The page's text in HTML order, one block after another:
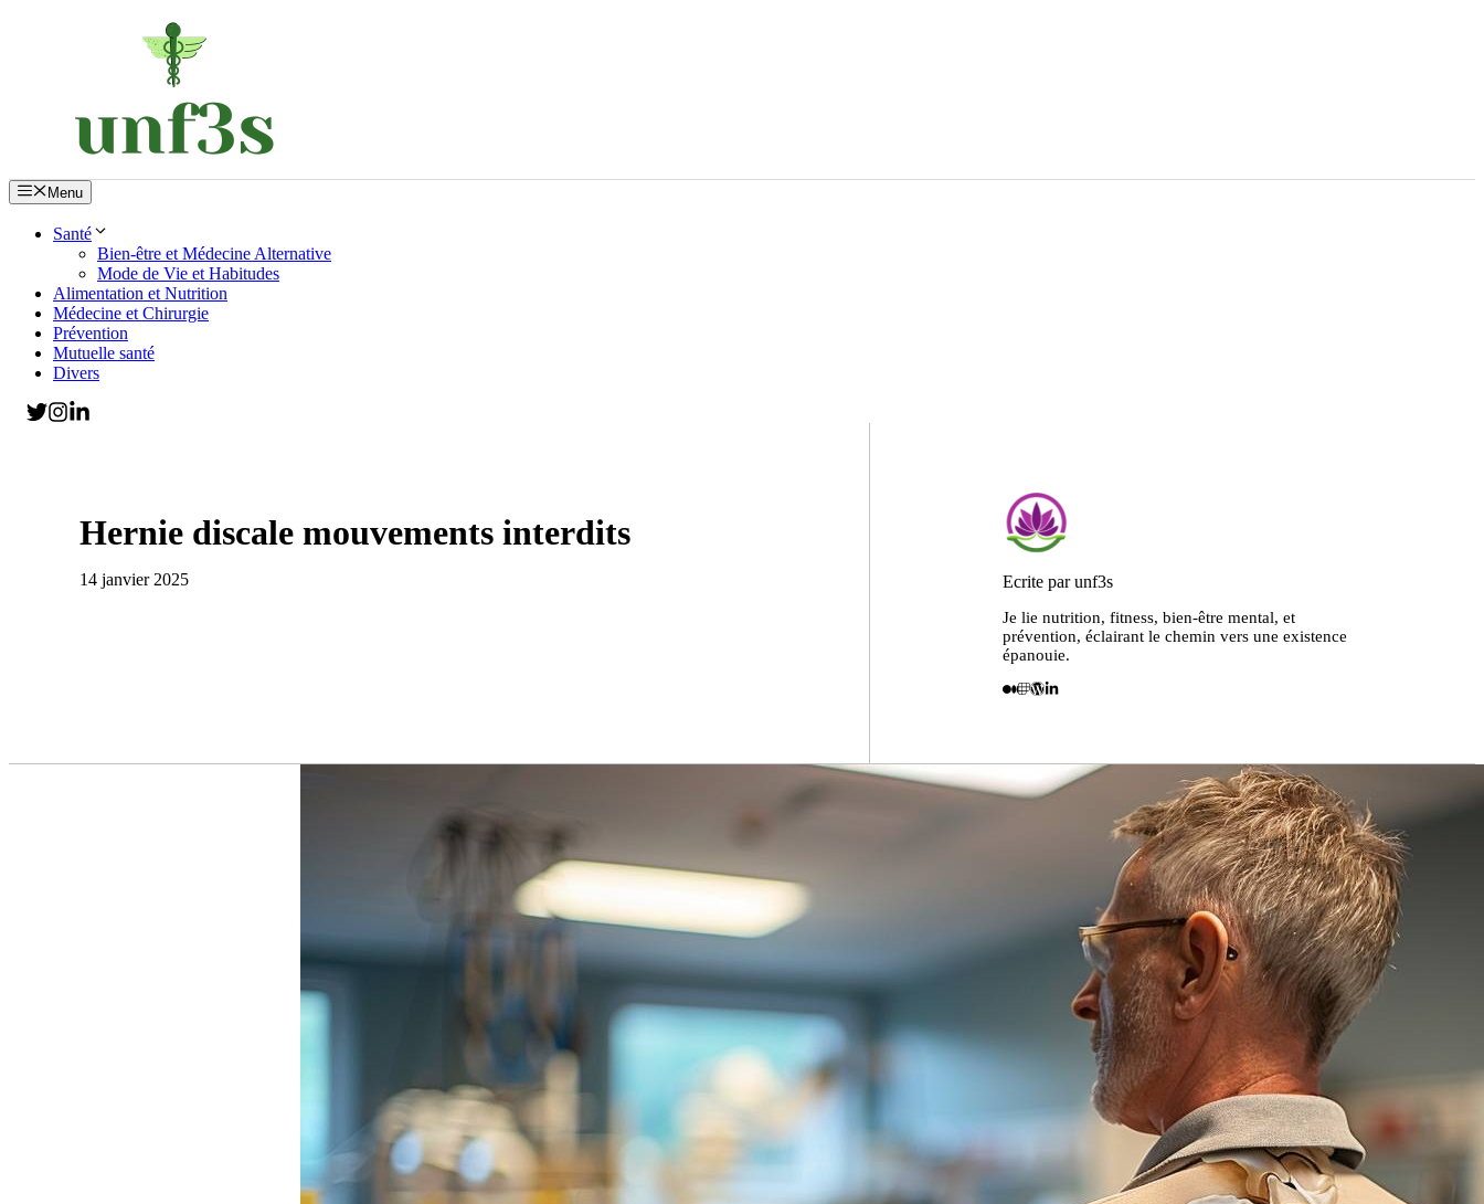
Menu
Santé
Bien-être et Médecine Alternative
Mode de Vie et Habitudes
Alimentation et Nutrition
Médecine et Chirurgie
Prévention
Mutuelle santé
Divers
Hernie discale mouvements interdits
14 janvier 2025 Ecrite par unf3s
Je lie nutrition, fitness, bien-être mental, et
prévention, éclairant le chemin vers une existence
épanouie.